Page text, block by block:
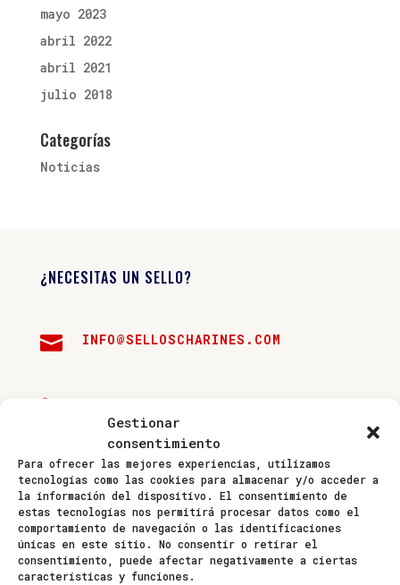
Gestionar
consentimiento
Para ofrecer las mejores experiencias, utilizamos
tecnologías como las cookies para almacenar y/o acceder a
la información del dispositivo. El consentimiento de
estas tecnologías nos permitirá procesar datos como el
comportamiento de navegación o las identificaciones
únicas en este sitio. No consentir o retirar el
consentimiento, puede afectar negativamente a ciertas
características y funciones.
mayo 2023
abril 2022
abril 2021
julio 2018
Categorías
Noticias
¿NECESITAS UN SELLO?
 INFO@SELLOSCHARINES.COM
697 157 133